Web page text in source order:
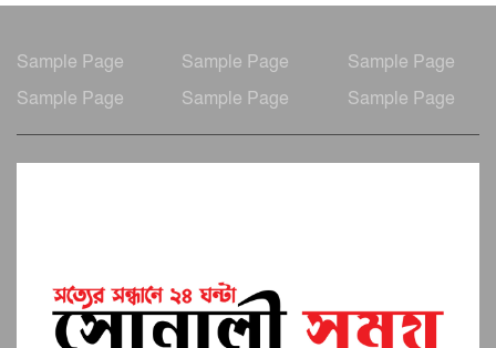
Sample Page Sample Page
Sample Page
Sample Page
Sample Page Sample Page